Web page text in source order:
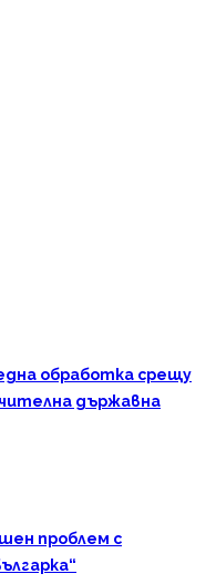
обработка срещу
държавна
проблем с